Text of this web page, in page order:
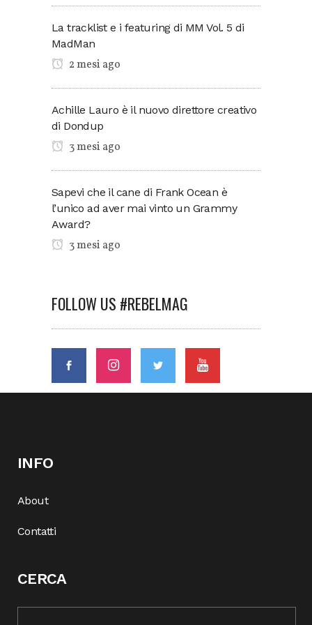
La tracklist e i featuring di MM Vol. 5 di
MadMan
2 mesi ago
Achille Lauro è il nuovo direttore creativo
di Dondup
3 mesi ago
Sapevi che il cane di Frank Ocean è
l’unico ad aver mai vinto un Grammy
Award?
3 mesi ago
FOLLOW US #REBELMAG
INFO
About
Contatti
CERCA